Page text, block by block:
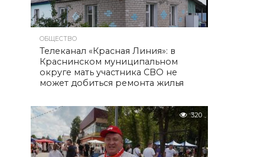
ОБЩЕСТВО
Телеканал «Красная Линия»: в
Краснинском муниципальном
округе мать участника СВО не
может добиться ремонта жилья
320